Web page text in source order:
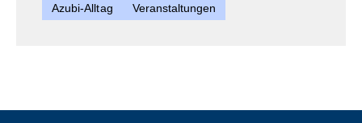
Azubi-Alltag Veranstaltungen